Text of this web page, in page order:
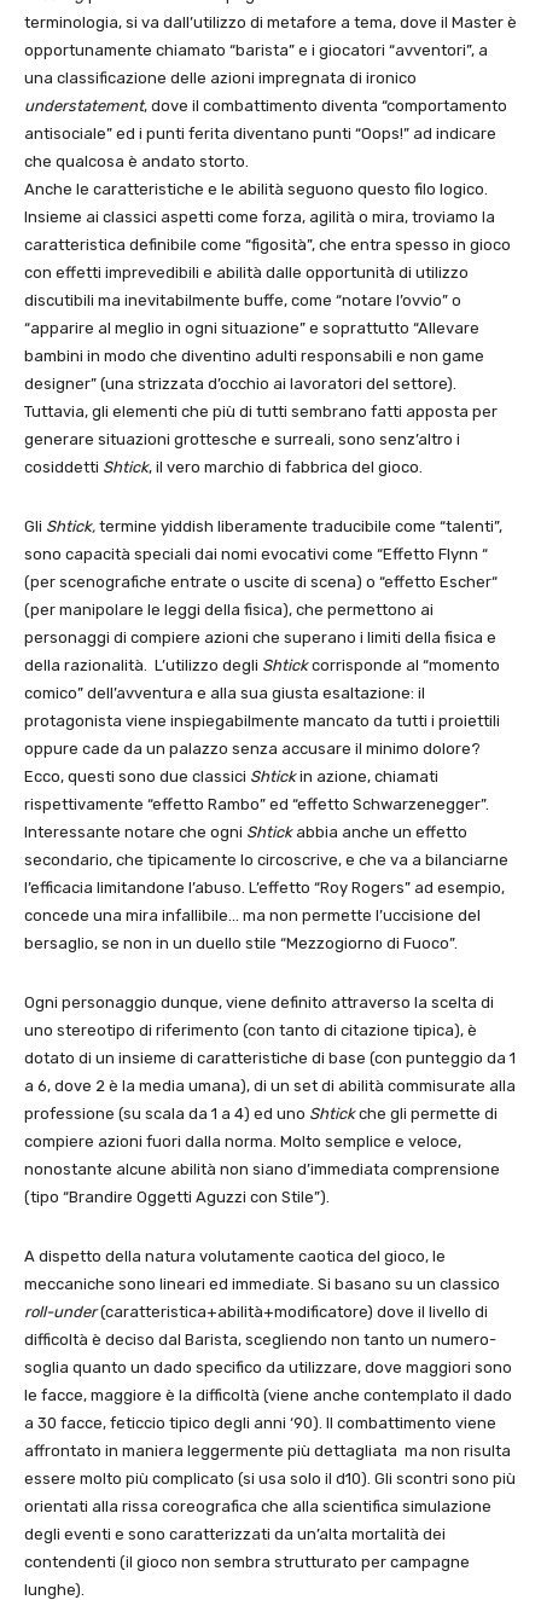
terminologia, si va dall’utilizzo di metafore a tema, dove il Master è
opportunamente chiamato “barista” e i giocatori “avventori”, a
una classificazione delle azioni impregnata di ironico
understatement, dove il combattimento diventa “comportamento
antisociale” ed i punti ferita diventano punti “Oops!” ad indicare
che qualcosa è andato storto.
Anche le caratteristiche e le abilità seguono questo filo logico.
Insieme ai classici aspetti come forza, agilità o mira, troviamo la
caratteristica definibile come “figosità”, che entra spesso in gioco
con effetti imprevedibili e abilità dalle opportunità di utilizzo
discutibili ma inevitabilmente buffe, come “notare l’ovvio” o
“apparire al meglio in ogni situazione” e soprattutto “Allevare
bambini in modo che diventino adulti responsabili e non game
designer” (una strizzata d’occhio ai lavoratori del settore).
Tuttavia, gli elementi che più di tutti sembrano fatti apposta per
generare situazioni grottesche e surreali, sono senz’altro i
cosiddetti Shtick, il vero marchio di fabbrica del gioco.
Gli Shtick, termine yiddish liberamente traducibile come “talenti”,
sono capacità speciali dai nomi evocativi come “Effetto Flynn “
(per scenografiche entrate o uscite di scena) o “effetto Escher“
(per manipolare le leggi della fisica), che permettono ai
personaggi di compiere azioni che superano i limiti della fisica e
della razionalità. L’utilizzo degli Shtickcorrisponde al “momento
comico” dell’avventura e alla sua giusta esaltazione: il
protagonista viene inspiegabilmente mancato da tutti i proiettili
oppure cade da un palazzo senza accusare il minimo dolore?
Ecco, questi sono due classici Shtickin azione, chiamati
rispettivamente “effetto Rambo” ed “effetto Schwarzenegger”.
Interessante notare che ogni Shtickabbia anche un effetto
secondario, che tipicamente lo circoscrive, e che va a bilanciarne
l’efficacia limitandone l’abuso. L’effetto “Roy Rogers” ad esempio,
concede una mira infallibile… ma non permette l’uccisione del
bersaglio, se non in un duello stile “Mezzogiorno di Fuoco”.
Ogni personaggio dunque, viene definito attraverso la scelta di
uno stereotipo di riferimento (con tanto di citazione tipica), è
dotato di un insieme di caratteristiche di base (con punteggio da 1
a 6, dove 2 è la media umana), di un set di abilità commisurate alla
professione (su scala da 1 a 4) ed uno Shtickche gli permette di
compiere azioni fuori dalla norma. Molto semplice e veloce,
nonostante alcune abilità non siano d’immediata comprensione
(tipo “Brandire Oggetti Aguzzi con Stile”).
A dispetto della natura volutamente caotica del gioco, le
meccaniche sono lineari ed immediate. Si basano su un classico
roll-under(caratteristica+abilità+modificatore) dove il livello di
difficoltà è deciso dal Barista, scegliendo non tanto un numero-
soglia quanto un dado specifico da utilizzare, dove maggiori sono
le facce, maggiore è la difficoltà (viene anche contemplato il dado
a 30 facce, feticcio tipico degli anni ‘90). Il combattimento viene
affrontato in maniera leggermente più dettagliata ma non risulta
essere molto più complicato (si usa solo il d10). Gli scontri sono più
orientati alla rissa coreografica che alla scientifica simulazione
degli eventi e sono caratterizzati da un’alta mortalità dei
contendenti (il gioco non sembra strutturato per campagne
lunghe).